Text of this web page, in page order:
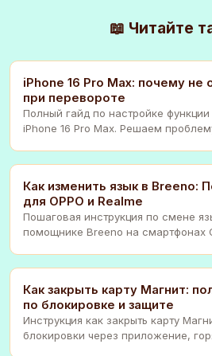
📖 Читайте
iPhone 16 Pro Max: почему не
при перевороте
Полный гайд по настройке
iPhone 16 Pro Max. Решаем
Как изменить язык в Breeno:
для OPPO и Realme
Пошаговая инструкция по смене
помощнике Breeno на смартфонах
Как закрыть карту Магнит:
по блокировке и защите
Инструкция как закрыть карту
блокировки через приложение,